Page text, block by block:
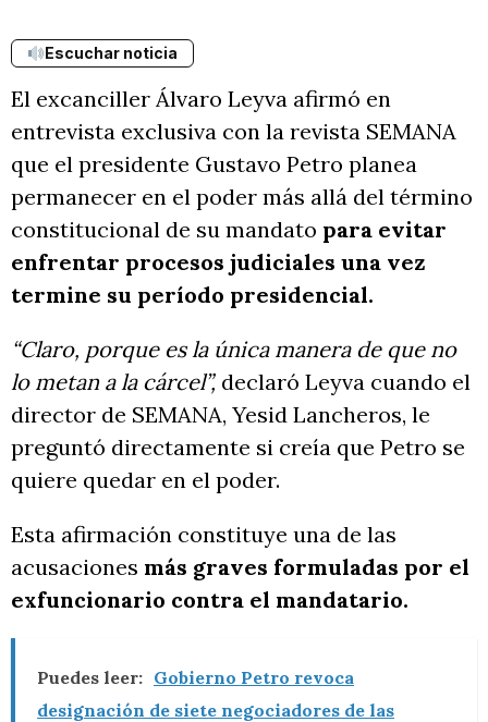
Escuchar noticia
El excanciller Álvaro Leyva afirmó en
entrevista exclusiva con la revista SEMANA
que el presidente Gustavo Petro planea
permanecer en el poder más allá del término
constitucional de su mandato para evitar
enfrentar procesos judiciales una vez
termine su período presidencial.
“Claro, porque es la única manera de que no
lo metan a la cárcel”, declaró Leyva cuando el
director de SEMANA, Yesid Lancheros, le
preguntó directamente si creía que Petro se
quiere quedar en el poder.
Esta afirmación constituye una de las
acusaciones más graves formuladas por el
exfuncionario contra el mandatario.
Puedes leer: Gobierno Petro revoca
designación de siete negociadores de las